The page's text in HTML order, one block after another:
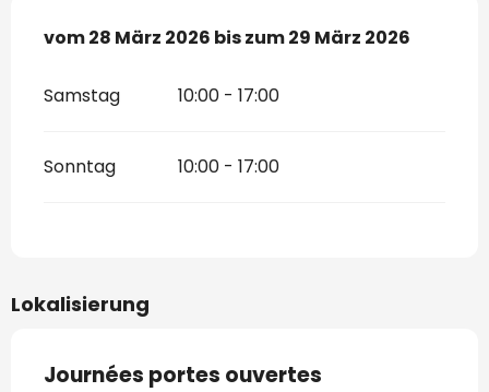
vom28 März 2026 bis zum29 März 2026
vom28 März 2026 bis zum29 März 2026
Samstag 10:00 - 17:00
Sonntag 10:00 - 17:00
Lokalisierung
Journées portes ouvertes